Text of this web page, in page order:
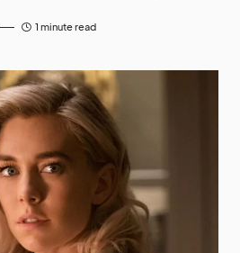
1 minute read